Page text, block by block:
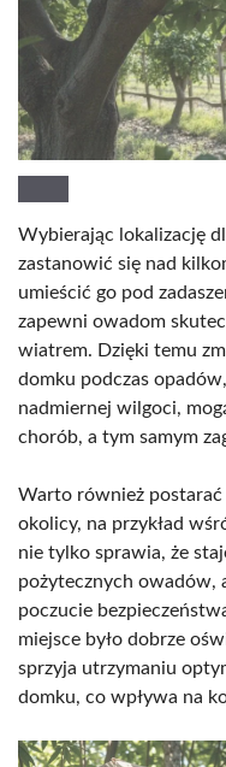
Wybierając lokalizację
zastanowić się nad
umieścić go pod
zapewni owadom
wiatrem. Dzięki temu
domku podczas
nadmiernej wilgoci,
chorób, a tym samym
Warto również postarać
okolicy, na przykład
nie tylko sprawia, że
pożytecznych owadów,
poczucie
miejsce było dobrze
sprzyja utrzymaniu
domku, co wpływa na